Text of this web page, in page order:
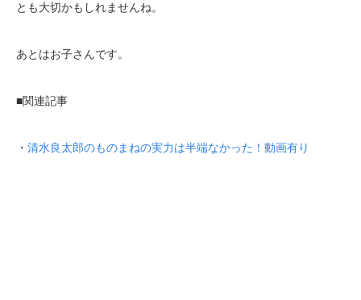
とも大切かもしれませんね。
あとはお子さんです。
■関連記事
・ 清水良太郎のものまねの実力は半端なかった！動画有り